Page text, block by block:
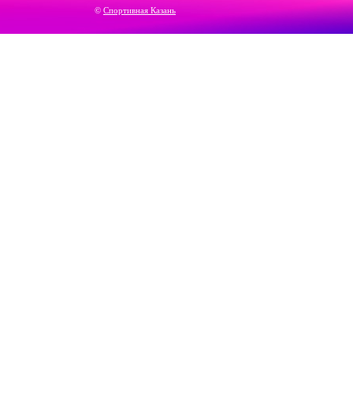
© Спортивная Казань